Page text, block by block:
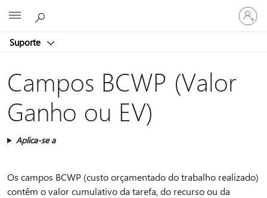
Suporte
Entre
em
sua
Campos BCWP (Valor
Ganho ou EV)
Aplica-se a
Os campos BCWP (custo orçamentado do trabalho realizado)
contêm o valor cumulativo da tarefa, do recurso ou da